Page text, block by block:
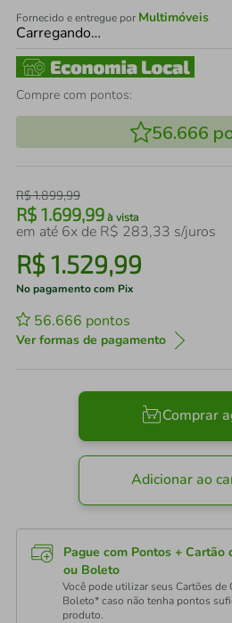
Fornecido e entregue por Multimóveis
Carregando…
Compre com pontos:
56.666
R$1.899,99
R$ 1.699,99 à vista
em até 6x de R$ 283,33 s/juros
R$1.529,99
No pagamento com Pix
56.666 pontos
Ver formas de pagamento
Comprar
Adicionar ao
Pague com Pontos + Cartão
ou Boleto
Você pode utilizar seus Cartões de
Boleto* caso não tenha pontos
produto.